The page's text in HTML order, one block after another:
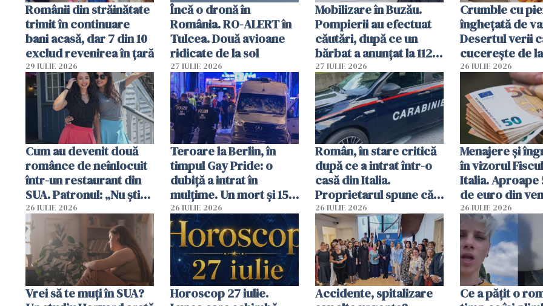
Românii din străinătate
trimit în continuare
bani acasă, dar 7 din 10
exclud revenirea în țară
29 IULIE 2026
Încă o dronă în
România. RO-ALERT în
Tulcea. Două avioane
ridicate de la sol
27 IULIE 2026
Mobilizare în Buzău.
Pompierii au efectuat
căutări, după ce un
bărbat a anunțat la 112
că a văzut un obiect
luminos
27 IULIE 2026
Crumble cu
înghețată de
Desertul verii
cucerește de
lingură
26 IULIE 2026
Cum au devenit două
românce de neînlocuit
într-un restaurant din
SUA. Patronul: „Nu știu
ce o să mă fac fără voi”
26 IULIE 2026
Teroare la Berlin, în
timpul Gay Pride: o
dubiță a intrat în
mulțime. Un mort și 15
răniți
26 IULIE 2026
Român, în stare critică
după ce a intrat într-o
casă din Italia.
Proprietarul spune că
s-a apărat cu un cuțit
26 IULIE 2026
Menajere și
în vizorul
Italia. Aproape
de euro din
ascunși de
26 IULIE 2026
Vrei să te muți în SUA?
Horoscop 27 iulie.
Accidente, spitalizare
Ce a pățit o